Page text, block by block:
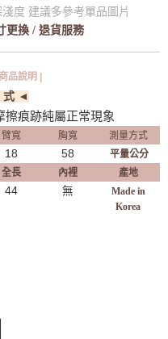
度 建議多參考單品圖片
更換 / 退貨服務
品說明 |
式 ◄
擦痕跡純屬正常現象
臂寬 胸寬
測量方式
18 58
平量公分
全長 內裡 產地
44 無
Made in
Korea